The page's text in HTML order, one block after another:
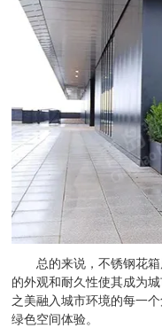
总的来说，不锈钢花箱
的外观和耐久性使其成为
之美融入城市环境的每一
绿色空间体验。